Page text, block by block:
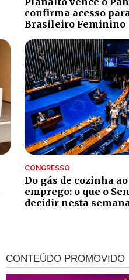
confirma acesso
Brasileiro Feminino
CONGRESSO
Do gás de cozinha
emprego: o que o
decidir nesta